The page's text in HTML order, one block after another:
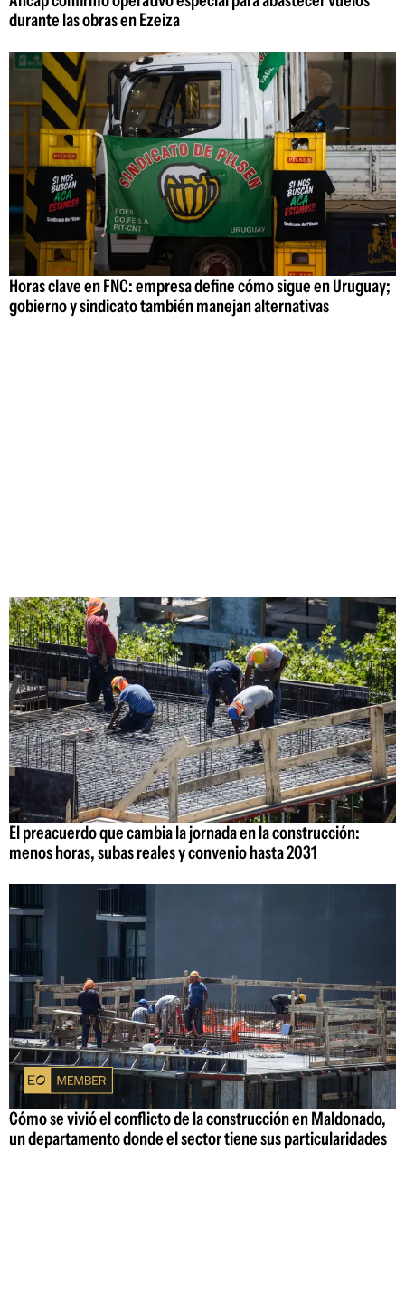
durante las obras en Ezeiza
Horas clave en FNC: empresa define cómo sigue en Uruguay;
gobierno y sindicato también manejan alternativas
El preacuerdo que cambia la jornada en la construcción:
menos horas, subas reales y convenio hasta 2031
Cómo se vivió el conflicto de la construcción en Maldonado,
un departamento donde el sector tiene sus particularidades